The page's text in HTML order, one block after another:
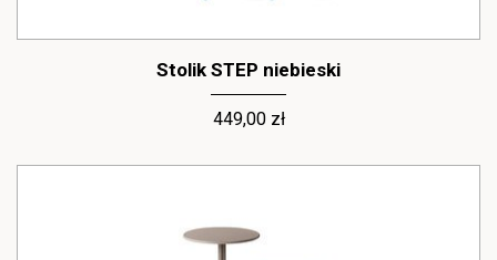
Stolik STEP niebieski
449,00 zł